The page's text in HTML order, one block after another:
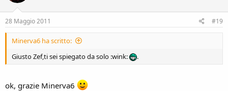
28 Maggio 2011 #19
Minerva6 ha scritto:
Giusto Zef,ti sei spiegato da solo :wink:
.
ok, grazie Minerva6